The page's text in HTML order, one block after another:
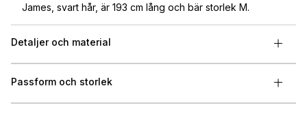
James, svart hår, är 193 cm lång och bär storlek M.
Detaljer och material
Passform och storlek